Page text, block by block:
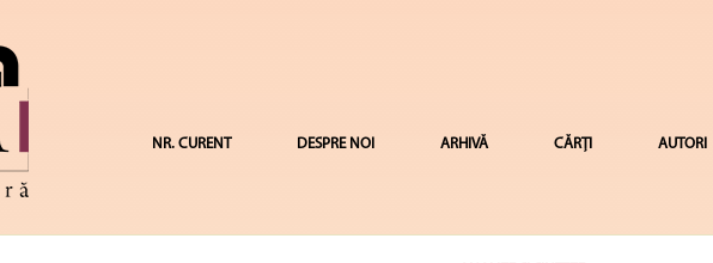
NR. CURENT DESPRE NOI ARHIVĂ CĂRȚI AUTORI